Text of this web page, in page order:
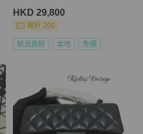
HKD 29,800
現折 200
狀況良好 本地 免運